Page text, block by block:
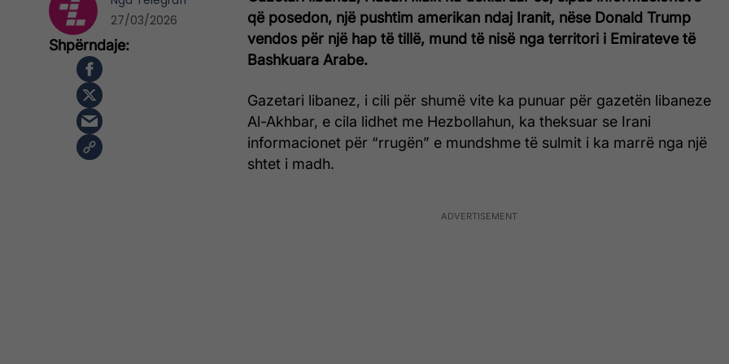
që posedon, një pushtim amerikan ndaj Iranit, nëse Donald Trump
vendos për një hap të tillë, mund të nisë nga territori i Emirateve të
Bashkuara Arabe.
Gazetari libanez, i cili për shumë vite ka punuar për gazetën libaneze
Al-Akhbar, e cila lidhet me Hezbollahun, ka theksuar se Irani
informacionet për “rrugën” e mundshme të sulmit i ka marrë nga një
shtet i madh.
27/03/2026